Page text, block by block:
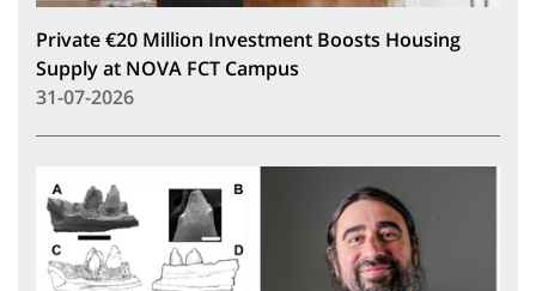
Private €20 Million Investment Boosts Housing
Supply at NOVA FCT Campus
31-07-2026